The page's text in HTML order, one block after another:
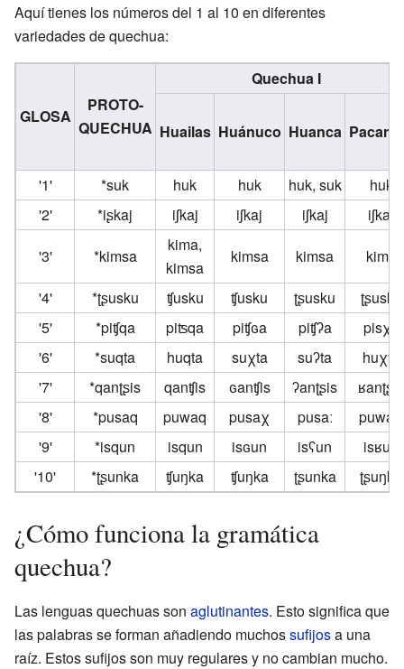
Aquí tienes los números del 1 al 10 en diferentes
variedades de quechua:
GLOSA
PROTO-
QUECHUA
Quechua I
Huailas Huánuco Huanca
'1' *suk huk huk huk, suk
huk
'2'
*iʂkaj iʃkaj iʃkaj iʃkaj
iʃkaj
'3'
*kimsa
kima,
kimsa
kimsa kimsa
kima
'4'
*ʈʂusku ʧusku ʧusku ʈʂusku
ʈʂusku
'5'
*piʧqa piʦqa piʧɢa piʧʔa
pisχa
'6'
*suqta huqta suχta suʔta
huχta
'7'
*qanʈʂis qanʧis ɢanʧis ʔanʈʂis
ʁanʈʂis
'8'
*pusaq puwaq pusaχ pusaː
puwaχ
'9'
*isqun isqun isɢun isʕun
isʁun
'10'
*ʈʂunka ʧuŋka ʧuŋka ʈʂunka ʈʂuŋka
¿Cómo funciona la gramática
quechua?
Las lenguas quechuas son aglutinantes. Esto significa que
las palabras se forman añadiendo muchossufijosa una
raíz. Estos sufijos son muy regulares y no cambian mucho.